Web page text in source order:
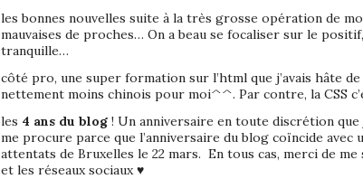
les bonnes nouvelles suite à la très grosse opération de
mauvaises de proches… On a beau se focaliser sur le
tranquille…
côté pro, une super formation sur l’html que j’avais hâte
nettement moins chinois pour moi^^. Par contre, la CSS
les 4 ans du blog ! Un anniversaire en toute discrétion que
me procure parce que l’anniversaire du blog coïncide avec
attentats de Bruxelles le 22 mars. En tous cas, merci de
et les réseaux sociaux ♥